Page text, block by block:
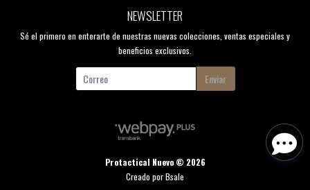
NEWSLETTER
Sé el primero en enterarte de nuestras nuevas colecciones, ventas especiales y
beneficios exclusivos.
Enviar
Protactical Nuevo © 2026
Creado porBsale